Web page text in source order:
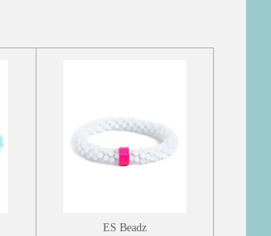
ES Beadz